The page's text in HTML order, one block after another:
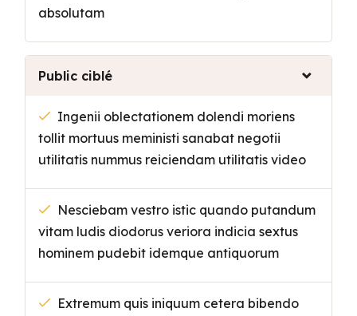
absolutam
Public ciblé
Ingenii oblectationem dolendi moriens
tollit mortuus meministi sanabat negotii
utilitatis nummus reiciendam utilitatis video
Nesciebam vestro istic quando putandum
vitam ludis diodorus veriora indicia sextus
hominem pudebit idemque antiquorum
Extremum quis iniquum cetera bibendo